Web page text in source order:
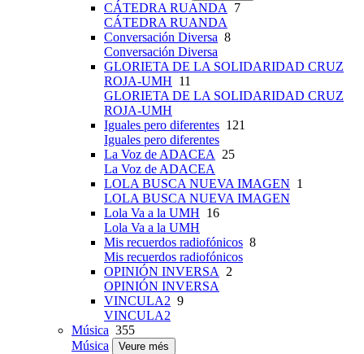
CÁTEDRA RUANDA
7
CÁTEDRA RUANDA
Conversación Diversa 8
Conversación Diversa
GLORIETA DE LA SOLIDARIDAD CRUZ
ROJA-UMH 11
GLORIETA DE LA SOLIDARIDAD CRUZ
ROJA-UMH
Iguales pero diferentes 121
Iguales pero diferentes
La Voz de ADACEA
25
La Voz de ADACEA
LOLA BUSCA NUEVA IMAGEN 1
LOLA BUSCA NUEVA IMAGEN
Lola Va a la UMH 16
Lola Va a la UMH
Mis recuerdos radiofónicos 8
Mis recuerdos radiofónicos
OPINIÓN INVERSA
2
OPINIÓN INVERSA
VINCULA2 9
VINCULA2
Música 355
Música
Veure més